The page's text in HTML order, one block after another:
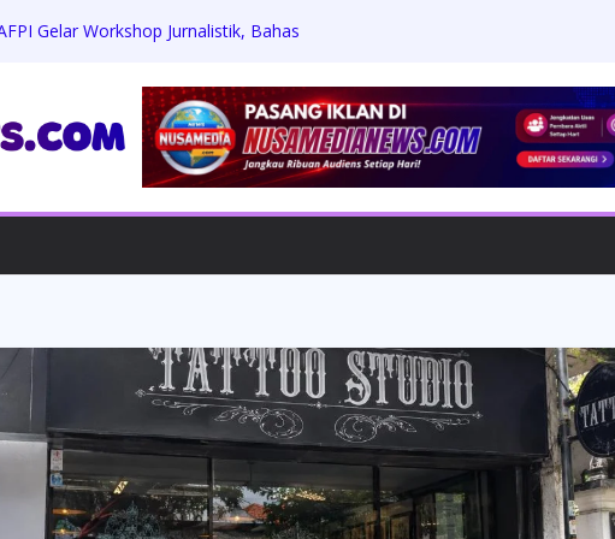
Gelar Workshop Jurnalistik, Bahas
Jadi Kunci Masa Depan
470 Layanan Kemenkum Penuh
Harus Dorong Investasi Bukan
Diringkus Satresnarkoba
Gelar Curhat Kamtibmas di
Komunikasi Dua Arah dengan Warga